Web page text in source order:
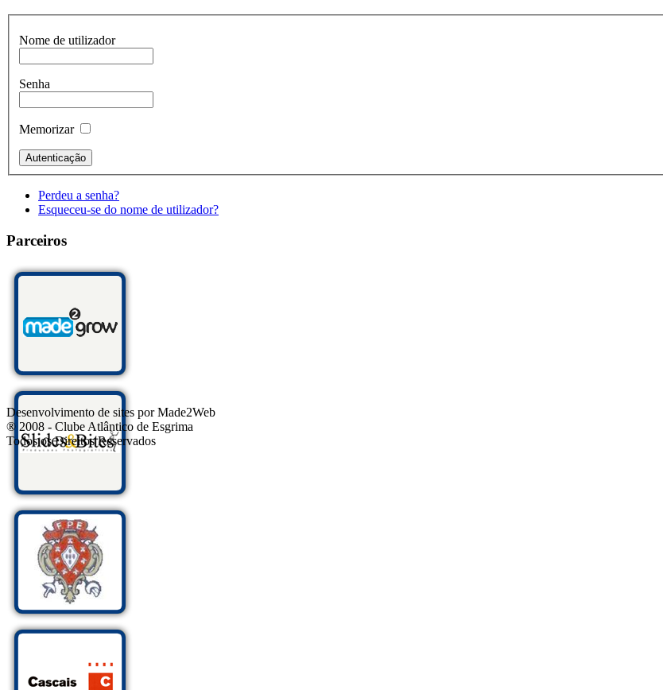
Nome de utilizador
Senha
Memorizar
Perdeu a senha?
Esqueceu-se do nome de utilizador?
Parceiros
Desenvolvimento de sites por Made2Web
® 2008 - Clube Atlântico de Esgrima
Todos os Direitos Reservados